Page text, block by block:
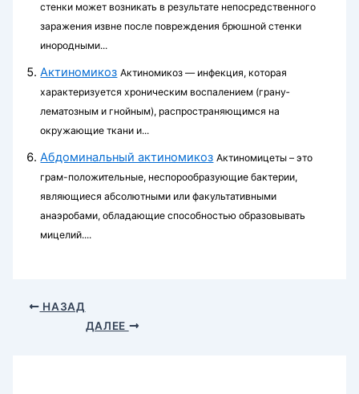
стенки может возникать в результате непосредственного
заражения извне после повреждения брюшной стенки
инородными...
Актиномикоз Актиномикоз — инфекция, которая
характеризуется хроническим воспалением (грану­
лематозным и гнойным), распространяющимся на
окружающие ткани и...
Абдоминальный актиномикоз Актиномицеты – это
грам-положительные, неспорообразующие бактерии,
являющиеся абсолютными или факультативными
анаэробами, обладающие способностью образовывать
мицелий....
НАЗАД
ДАЛЕЕ